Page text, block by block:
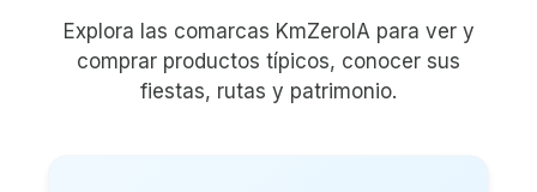
Explora las comarcas KmZeroIA para ver y
comprar productos típicos, conocer sus
fiestas, rutas y patrimonio.